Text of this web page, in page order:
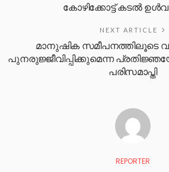
കോഴിക്കോട്ട് കടൽ
NEXT ARTICLE
മാനുഷിക സമീപനത്തിലൂടെ
പുനരുജ്ജീവിപ്പിക്കുമെന്ന
പരിസമാപ്തി
REPORTER